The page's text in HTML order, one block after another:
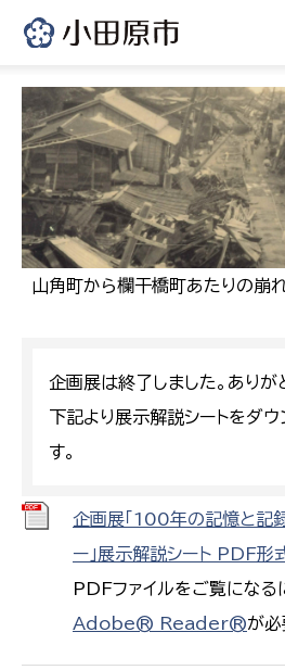
山角町から欄干橋町あたりの崩
企画展は終了しました。ありが
下記より展示解説シートをダウ
す。
企画展「100年の記憶と記
ー」展示解説シート PDF形
PDFファイルをご覧になる
Adobe® Reader®が必